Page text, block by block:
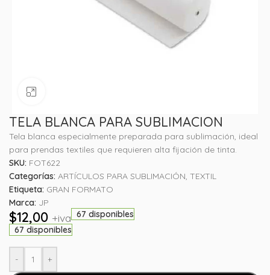
TELA BLANCA PARA SUBLIMACION
Tela blanca especialmente preparada para sublimación, ideal
para prendas textiles que requieren alta fijación de tinta.
SKU: FOT622
Categorías: ARTÍCULOS PARA SUBLIMACIÓN, TEXTIL
Etiqueta: GRAN FORMATO
Marca: JP
$12,00 +iva 67 disponibles
67 disponibles
- +